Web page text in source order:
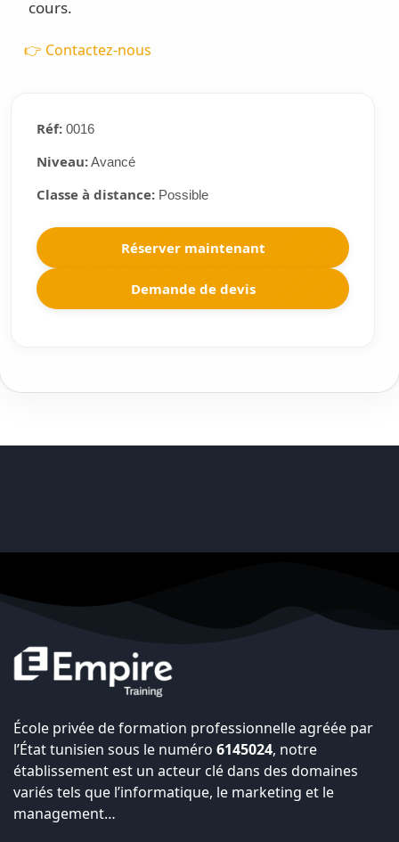
cours.
👉 Contactez-nous
Réf:0016
Niveau:Avancé
Classe à distance:Possible
Réserver maintenant
Demande de devis
École privée de formation professionnelle agréée par
l’État tunisien sous le numéro 6145024, notre
établissement est un acteur clé dans des domaines
variés tels que l’informatique, le marketing et le
management…